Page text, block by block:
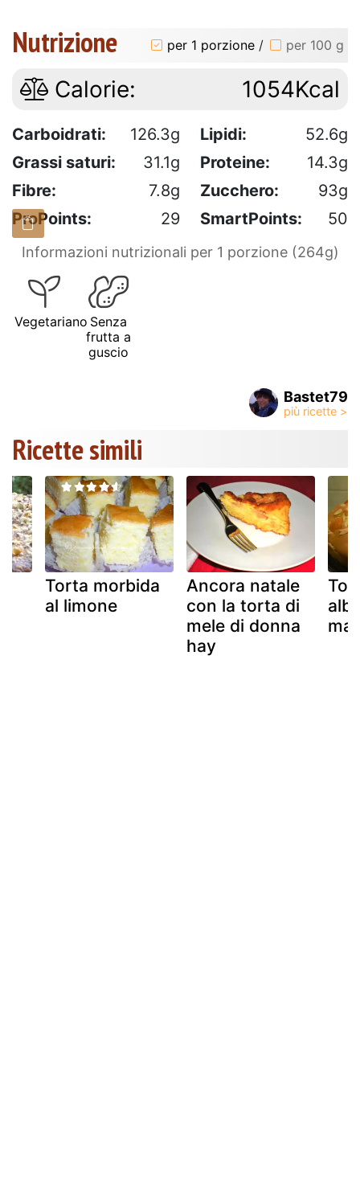
Nutrizione per 1 porzione / per 100 g
Calorie: 1054Kcal
Carboidrati: 126.3g Lipidi:
52.6g
Grassi saturi:
31.1g Proteine:
14.3g
Fibre:
7.8g Zucchero:
93g
ProPoints:
29 SmartPoints: 50
Informazioni nutrizionali per 1 porzione (264g)
Vegetariano Senza
frutta a
guscio
Bastet79
Ricette simili
Torta morbida
al limone
Ancora natale
con la torta di
mele di donna
hay